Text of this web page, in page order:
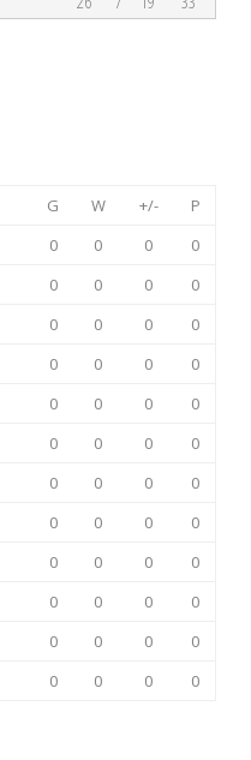
G W +/-
P
0 0 0
0
0 0 0
0
0 0 0
0
0 0 0
0
0 0 0
0
0 0 0
0
0 0 0
0
0 0 0
0
0 0 0
0
0 0 0
0
0 0 0
0
0 0 0 0